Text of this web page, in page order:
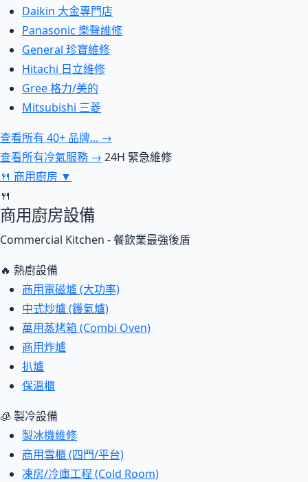
Daikin 大金專門店
Panasonic 樂聲維修
General 珍寶維修
Hitachi 日立維修
Gree 格力/美的
Mitsubishi 三菱
查看所有 40+ 品牌... →
查看所有冷氣服務 → 24H 緊急維修
🍴 商用廚房 ▼
🍴
商用廚房設備
Commercial Kitchen - 餐飲業最強後盾
🔥 熱廚設備
商用電磁爐 (大功率)
中式炒爐 (鑊氣爐)
萬用蒸烤箱 (Combi Oven)
商用炸爐
扒爐
保溫櫃
🧊 製冷設備
製冰機維修
商用雪櫃 (四門/平台)
凍房/冷庫工程 (Cold Room)